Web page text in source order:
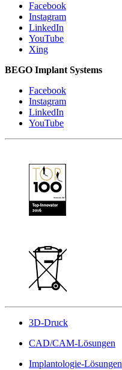
Facebook
Instagram
LinkedIn
YouTube
Xing
BEGO Implant Systems
Facebook
Instagram
LinkedIn
YouTube
3D-Druck
CAD/CAM-Lösungen
Implantologie-Lösungen